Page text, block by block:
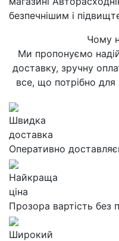
безпечнішим і
Чому
Ми пропонуємо
доставку, зручну
все, що потрібно
Швидка
доставка
Оперативно
Найкраща
ціна
Прозора вартість без
Широкий